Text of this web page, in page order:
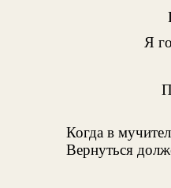
Я
Когда в
Вернуться